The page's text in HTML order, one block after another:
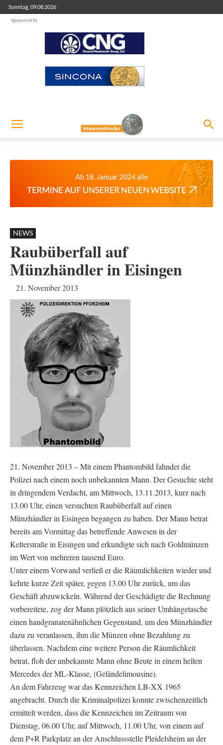
Sonntag, 09.08.2026
Sponsored by
NEWS
Raubüberfall auf
Münzhändler in Eisingen
21. November 2013
21. November 2013 – Mit einem Phantombild fahndet die
Polizei nach einem noch unbekannten Mann. Der Gesuchte steht
in dringendem Verdacht, am Mittwoch, 13.11.2013, kurz nach
13.00 Uhr, einen versuchten Raubüberfall auf einen
Münzhändler in Eisingen begangen zu haben. Der Mann betrat
bereits am Vormittag das betreffende Anwesen in der
Kelterstraße in Eisingen und erkundigte sich nach Goldmünzen
im Wert von mehreren tausend Euro.
Unter einem Vorwand verließ er die Räumlichkeiten wieder und
kehrte kurze Zeit später, gegen 13.00 Uhr zurück, um das
Geschäft abzuwickeln. Während der Geschädigte die Rechnung
vorbereitete, zog der Mann plötzlich aus seiner Umhängetasche
einen handgranatenähnlichen Gegenstand, um den Münzhändler
dazu zu veranlassen, ihm die Münzen ohne Bezahlung zu
überlassen. Nachdem eine weitere Person die Räumlichkeit
betrat, floh der unbekannte Mann ohne Beute in einem hellen
Mercedes der ML-Klasse, (Geländelimousine).
An dem Fahrzeug war das Kennzeichen LB-XX 1965
angebracht. Durch die Kriminalpolizei konnte zwischenzeitlich
ermittelt werden, dass die Kennzeichen im Zeitraum von
Dienstag, 06.00 Uhr, auf Mittwoch, 11.00 Uhr, von einem auf
dem P+R Parkplatz an der Anschlussstelle Pleidelsheim an der